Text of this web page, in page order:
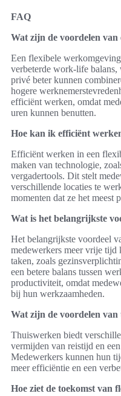
FAQ
Wat zijn de voordelen van
Een flexibele
verbeterde work-life balans,
privé beter kunnen
hogere
efficiënt werken, omdat
uren kunnen benutten.
Hoe kan ik efficiënt
Efficiënt werken in een
maken van technologie,
vergadertools. Dit stelt
verschillende locaties te
momenten dat ze het meest
Wat is het belangrijkste
Het belangrijkste voordeel
medewerkers meer vrije
taken, zoals
een betere balans tussen
productiviteit, omdat
bij hun werkzaamheden.
Wat zijn de voordelen van
Thuiswerken biedt
vermijden van reistijd en
Medewerkers kunnen hun
meer efficiëntie en een
Hoe ziet de toekomst van